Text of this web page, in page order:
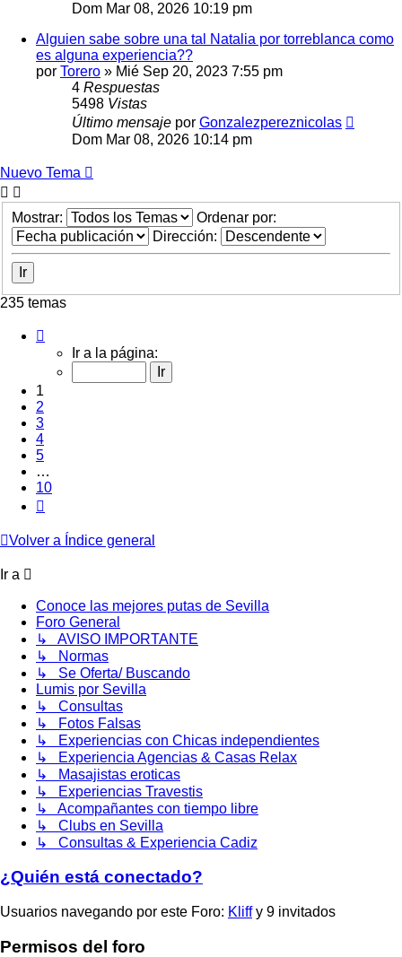
Dom Mar 08, 2026 10:19 pm
Alguien sabe sobre una tal Natalia por torreblanca como
es alguna experiencia??
por Torero » Mié Sep 20, 2023 7:55 pm
4 Respuestas
5498 Vistas
Último mensaje por Gonzalezpereznicolas
Dom Mar 08, 2026 10:14 pm
Nuevo Tema
Mostrar:
Ordenar por:
Dirección:
235 temas
10
Ir a la página:
1
2
3
4
5
…
10
Volver a Índice general
Ir a
Conoce las mejores putas de Sevilla
Foro General
↳ AVISO IMPORTANTE
↳ Normas
↳ Se Oferta/ Buscando
Lumis por Sevilla
↳ Consultas
↳ Fotos Falsas
↳ Experiencias con Chicas independientes
↳ Experiencia Agencias & Casas Relax
↳ Masajistas eroticas
↳ Experiencias Travestis
↳ Acompañantes con tiempo libre
↳ Clubs en Sevilla
↳ Consultas & Experiencia Cadiz
¿Quién está conectado?
Usuarios navegando por este Foro: Kliffy 9 invitados
Permisos del foro